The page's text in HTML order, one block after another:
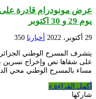
عرض مونودرام قادرة
يوم 29 و 30 اكتوبر
29 أكتوبر، 2022 أخبارنا 350
يتشرف المسرح الوطني
مساء بالمسرح الوطني محي
أكمل القراءة »
شاركها